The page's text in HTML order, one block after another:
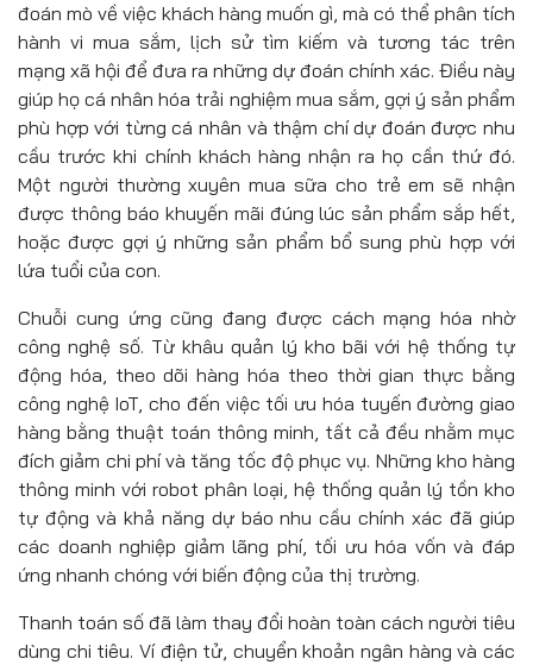
đoán mò về việc khách hàng muốn gì, mà có thể phân tích
hành vi mua sắm, lịch sử tìm kiếm và tương tác trên
mạng xã hội để đưa ra những dự đoán chính xác. Điều này
giúp họ cá nhân hóa trải nghiệm mua sắm, gợi ý sản phẩm
phù hợp với từng cá nhân và thậm chí dự đoán được nhu
cầu trước khi chính khách hàng nhận ra họ cần thứ đó.
Một người thường xuyên mua sữa cho trẻ em sẽ nhận
được thông báo khuyến mãi đúng lúc sản phẩm sắp hết,
hoặc được gợi ý những sản phẩm bổ sung phù hợp với
lứa tuổi của con.
Chuỗi cung ứng cũng đang được cách mạng hóa nhờ
công nghệ số. Từ khâu quản lý kho bãi với hệ thống tự
động hóa, theo dõi hàng hóa theo thời gian thực bằng
công nghệ IoT, cho đến việc tối ưu hóa tuyến đường giao
hàng bằng thuật toán thông minh, tất cả đều nhằm mục
đích giảm chi phí và tăng tốc độ phục vụ. Những kho hàng
thông minh với robot phân loại, hệ thống quản lý tồn kho
tự động và khả năng dự báo nhu cầu chính xác đã giúp
các doanh nghiệp giảm lãng phí, tối ưu hóa vốn và đáp
ứng nhanh chóng với biến động của thị trường.
Thanh toán số đã làm thay đổi hoàn toàn cách người tiêu
dùng chi tiêu. Ví điện tử, chuyển khoản ngân hàng và các